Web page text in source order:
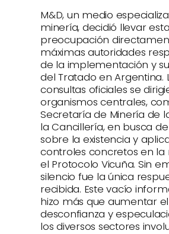
M&D, un medio
minería, decidió llevar esta
preocupación
máximas autoridades
de la implementación y
del Tratado en Argentina.
consultas oficiales se
organismos centrales,
Secretaría de Minería de
la Cancillería, en busca
sobre la existencia y
controles concretos en la
el Protocolo Vicuña. Sin
silencio fue la única
recibida. Este vacío
hizo más que aumentar
desconfianza y
los diversos sectores